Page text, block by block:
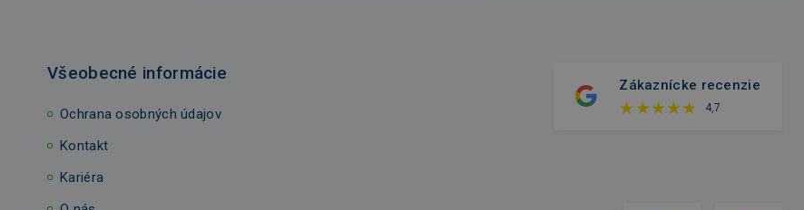
Všeobecné informácie
Ochrana osobných údajov
Kontakt
Kariéra
Zákaznícke recenzie
4,7